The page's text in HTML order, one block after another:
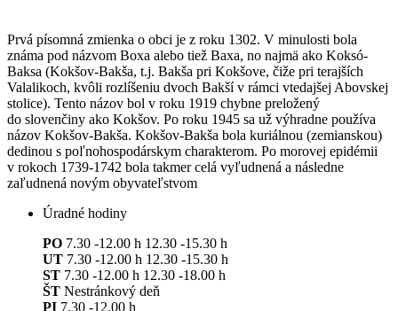
Prvá písomná zmienka o obci je z roku 1302. V minulosti bola
známa pod názvom Boxa alebo tiež Baxa, no najmä ako Koksó-
Baksa (Kokšov-Bakša, t.j. Bakša pri Kokšove, čiže pri terajších
Valalikoch, kvôli rozlíšeniu dvoch Bakší v rámci vtedajšej Abovskej
stolice). Tento názov bol v roku 1919 chybne preložený
do slovenčiny ako Kokšov. Po roku 1945 sa už výhradne používa
názov Kokšov-Bakša. Kokšov-Bakša bola kuriálnou (zemianskou)
dedinou s poľnohospodárskym charakterom. Po morovej epidémii
v rokoch 1739-1742 bola takmer celá vyľudnená a následne
zaľudnená novým obyvateľstvom
Úradné hodiny
PO 7.30 -12.00 h 12.30 -15.30 h
UT 7.30 -12.00 h 12.30 -15.30 h
ST 7.30 -12.00 h 12.30 -18.00 h
ŠT Nestránkový deň
PI 7.30 -12.00 h